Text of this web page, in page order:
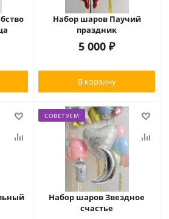
Набор шаров Паучий
праздник
5 000 ₽
В корзину
СОВЕТУЕМ
Набор шаров Звездное
счастье